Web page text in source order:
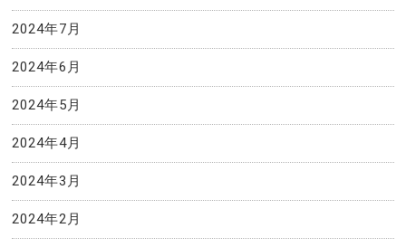
2024年7月
2024年6月
2024年5月
2024年4月
2024年3月
2024年2月